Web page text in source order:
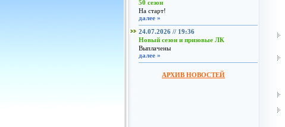
50 сезон
На старт!
далее »
24.07.2026 // 19:36
Новый сезон и призовые ЛК
Выплачены
далее »
АРХИВ НОВОСТЕЙ